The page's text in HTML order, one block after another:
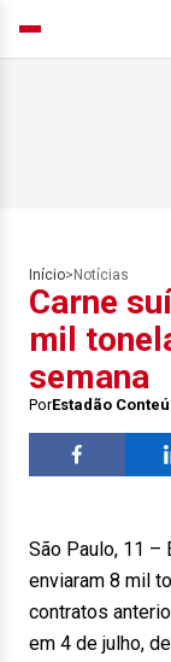
Início> Notícias
Carne
mil
semana
PorEstadão
São Paulo, 11 –
enviaram 8 mil
contratos
em 4 de julho,